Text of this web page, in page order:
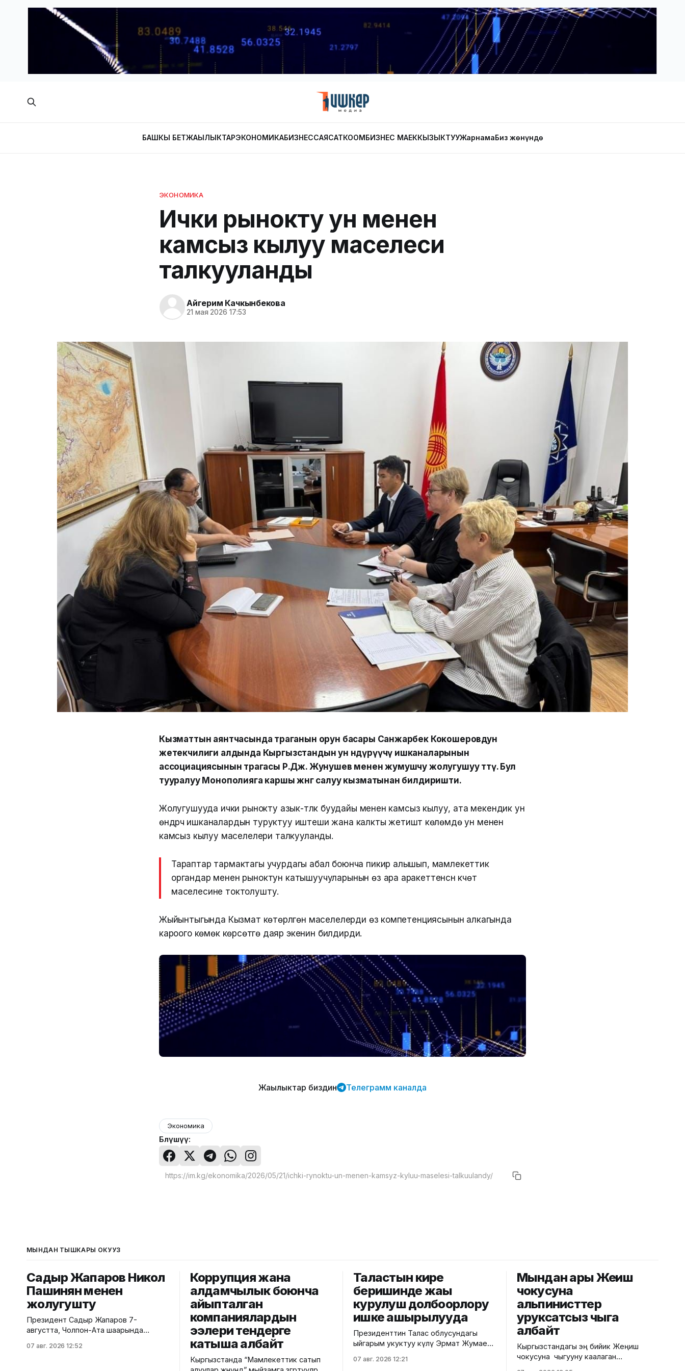
БАШКЫ БЕТЖАҢЫЛЫКТАРЭКОНОМИКАБИЗНЕССАЯСАТКООМБИЗНЕС МАЕККЫЗЫКТУУЖарнамаБиз жөнүндө
ЭКОНОМИКА
Ички рынокту ун менен
камсыз кылуу маселеси
талкууланды
Айгерим Качкынбекова
21 мая 2026 17:53
Кызматтын аянтчасында төраганын орун басары Санжарбек Кокошеровдун
жетекчилиги алдында Кыргызстандын ун өндүрүүчү ишканаларынын
ассоциациясынын төрагасы Р.Дж. Жунушев менен жумушчу жолугушуу өттү. Бул
тууралуу Монополияга каршы жөнгө салуу кызматынан билдиришти.
Жолугушууда ички рынокту азык-түлүк буудайы менен камсыз кылуу, ата мекендик ун
өндүрүүчү ишканалардын туруктуу иштеши жана калкты жетиштүү көлөмдө ун менен
камсыз кылуу маселелери талкууланды.
Тараптар тармактагы учурдагы абал боюнча пикир алышып, мамлекеттик
органдар менен рыноктун катышуучуларынын өз ара аракеттенүүсүн күчөтүү
маселесине токтолушту.
Жыйынтыгында Кызмат көтөрүлгөн маселелерди өз компетенциясынын алкагында
кароого көмөк көрсөтүүгө даяр экенин билдирди.
Жаңылыктар биздин Телеграмм каналда
Экономика
Бөлүшүү:
МЫНДАН ТЫШКАРЫ ОКУҢУЗ
Садыр Жапаров Никол
Пашинян менен
жолугушту
Президент Садыр Жапаров 7-
августта, Чолпон-Ата шаарында
Пашинян менен жолугушту. Бул
07 авг. 2026 12:52
Коррупция жана
алдамчылык боюнча
айыпталган
компаниялардын
ээлери тендерге
катыша албайт
Кыргызстанда “Мамлекеттик сатып
Таластын кире
беришинде жаңы
курулуш долбоорлору
ишке ашырылууда
Президенттин Талас облусундагы
ыйгарым укуктуу өкүлү Эрмат Жумаев
ашырылып жаткан долбоорлор менен
07 авг. 2026 12:21
Мындан ары Жеңиш
чокусуна
альпинисттер
уруксатсыз чыга
албайт
Кыргызстандагы эң бийик Жеңиш
чокусуна чыгууну каалаган